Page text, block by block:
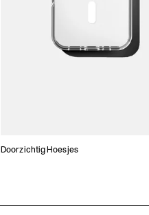
Doorzichtig Hoesjes